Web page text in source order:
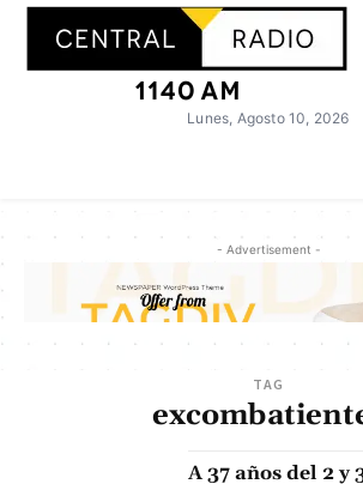
Lunes, Agosto 10, 2026
- Advertisement -
TAG
A 37 años del 2 y